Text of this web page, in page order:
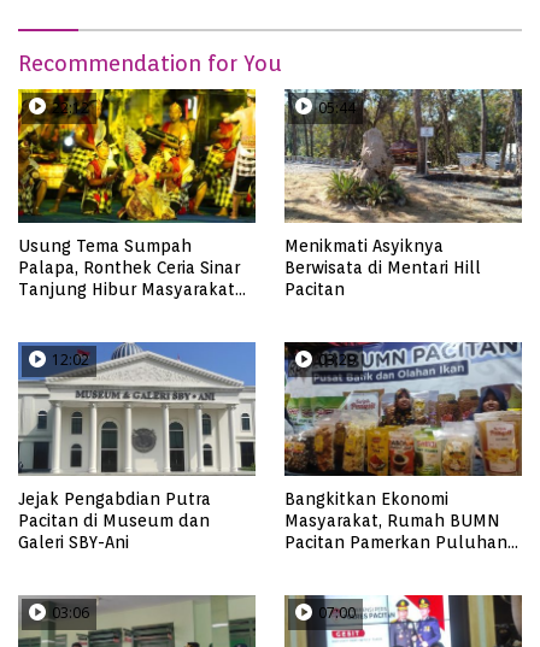
Recommendation for You
22:12
Usung Tema Sumpah
Palapa, Ronthek Ceria Sinar
Tanjung Hibur Masyarakat
05:44
Menikmati Asyiknya
Berwisata di Mentari Hill
Pacitan
12:02
Jejak Pengabdian Putra
Pacitan di Museum dan
Galeri SBY-Ani
03:29
Bangkitkan Ekonomi
Masyarakat, Rumah BUMN
Pacitan Pamerkan Puluhan
03:06 07:00